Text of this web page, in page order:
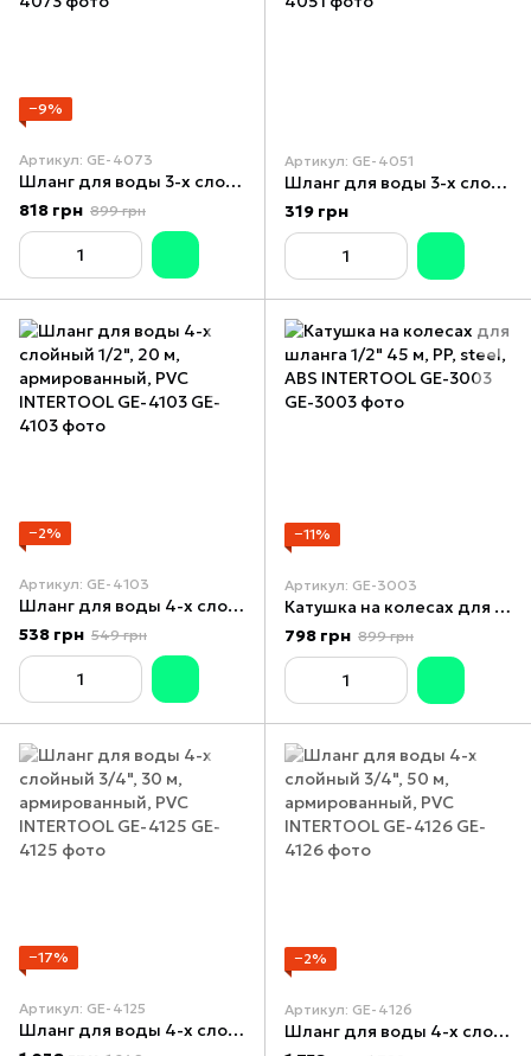
−9%
Артикул: GE-4073
Шланг для воды 3-х слойный 3/4", 20 м, армированный PVC INTERTOOL GE-4073
818 грн 899 грн
Артикул: GE-4051
Шланг для воды 3-х слойный 1/2", 10 м, армированный, PVC INTERTOOL GE-4051
319 грн
−2%
Артикул: GE-4103
Шланг для воды 4-х слойный 1/2", 20 м, армированный, PVC INTERTOOL GE-4103
538 грн 549 грн
−11%
Артикул: GE-3003
Катушка на колесах для шланга 1/2" 45 м, PP, steel, ABS INTERTOOL GE-3003
798 грн 899 грн
−17%
Артикул: GE-4125
Шланг для воды 4-х слойный 3/4", 30 м, армированный, PVC INTERTOOL GE-4125
−2%
Артикул: GE-4126
Шланг для воды 4-х слойный 3/4", 50 м, армированный, PVC INTERTOOL GE-4126